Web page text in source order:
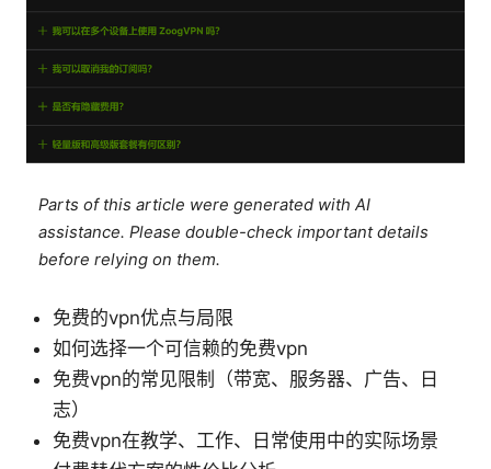
Parts of this article were generated with AI
assistance. Please double-check important details
before relying on them.
免费的vpn优点与局限
如何选择一个可信赖的免费vpn
免费vpn的常见限制（带宽、服务器、广告、日
志）
免费vpn在教学、工作、日常使用中的实际场景